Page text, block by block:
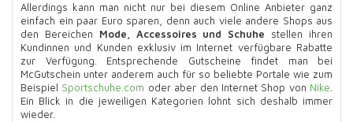
Allerdings kann man nicht nur bei diesem Online Anbieter ganz
einfach ein paar Euro sparen, denn auch viele andere Shops aus
den Bereichen Mode, Accessoires und Schuhe stellen ihren
Kundinnen und Kunden exklusiv im Internet verfügbare Rabatte
zur Verfügung. Entsprechende Gutscheine findet man bei
McGutschein unter anderem auch für so beliebte Portale wie zum
Beispiel Sportschuhe.com oder aber den Internet Shop von Nike.
Ein Blick in die jeweiligen Kategorien lohnt sich deshalb immer
wieder.